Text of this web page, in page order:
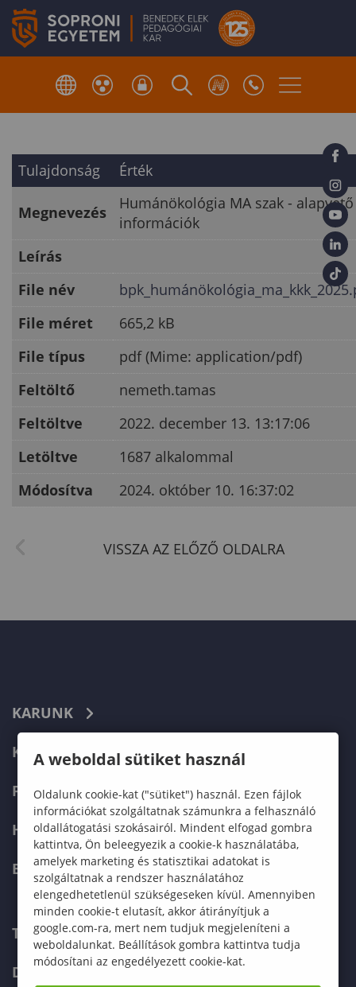
Tulajdonság Érték
Megnevezés
Humánökológia MA szak - alapvető
információk
Leírás
File név
File méret
665,2 kB
File típus
pdf (Mime: application/pdf)
Feltöltő
nemeth.tamas
Feltöltve
2022. december 13. 13:17:06
Letöltve
1687 alkalommal
Módosítva
2024. október 10. 16:37:02
KARUNK
KÉPZÉSEK
FELVÉTELIZŐKNEK
HALLGATÓKNAK
ERASMUS+
TELEFONKÖNYV
DOKUMENTUMOK
A weboldal sütiket használ
Oldalunk cookie-kat ("sütiket") használ. Ezen fájlok
információkat szolgáltatnak számunkra a felhasználó
oldallátogatási szokásairól. Mindent elfogad gombra
kattintva, Ön beleegyezik a cookie-k használatába,
amelyek marketing és statisztikai adatokat is
szolgáltatnak a rendszer használatához
elengedhetetlenül szükségeseken kívül. Amennyiben
minden cookie-t elutasít, akkor átirányítjuk a
google.com-ra, mert nem tudjuk megjeleníteni a
weboldalunkat. Beállítások gombra kattintva tudja
módosítani az engedélyezett cookie-kat.